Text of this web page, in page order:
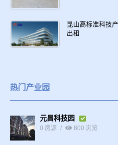
昆山高标准科技
出租
热门产业园
元昌科技园
0 房源 800 浏览